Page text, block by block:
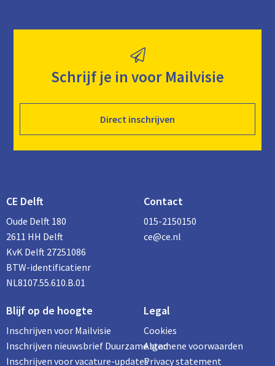
Schrijf je in voor Mailvisie
Direct inschrijven
CE Delft
Oude Delft 180
2611 HH Delft
KvK Delft 27251086
BTW-identificatienr
NL8107.55.610.B.01
Contact
015-2150150
ce@ce.nl
Blijf op de hoogte
Inschrijven voor Mailvisie
Inschrijven nieuwsbrief Duurzame stad
Inschrijven voor vacature-updates
Legal
Cookies
Algemene voorwaarden
Privacy statement